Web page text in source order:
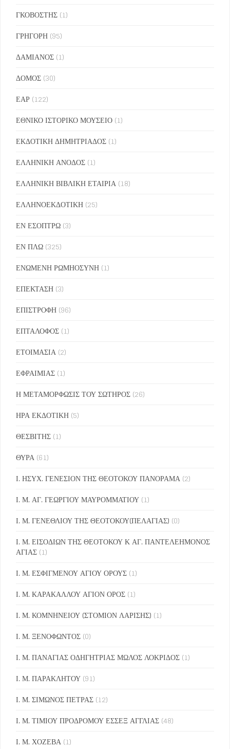
ΓΚΟΒΟΣΤΗΣ (1)
ΓΡΗΓΟΡΗ (95)
ΔΑΜΙΑΝΟΣ (1)
ΔΟΜΟΣ (30)
ΕΑΡ (122)
ΕΘΝΙΚΟ ΙΣΤΟΡΙΚΟ ΜΟΥΣΕΙΟ (1)
ΕΚΔΟΤΙΚΗ ΔΗΜΗΤΡΙΑΔΟΣ (1)
ΕΛΛΗΝΙΚΗ ΑΝΟΔΟΣ (1)
ΕΛΛΗΝΙΚΗ ΒΙΒΛΙΚΗ ΕΤΑΙΡΙΑ (18)
ΕΛΛΗΝΟΕΚΔΟΤΙΚΗ (25)
ΕΝ ΕΣΟΠΤΡΩ (3)
ΕΝ ΠΛΩ (325)
ΕΝΩΜΕΝΗ ΡΩΜΗΟΣΥΝΗ (1)
ΕΠΕΚΤΑΣΗ (3)
ΕΠΙΣΤΡΟΦΗ (96)
ΕΠΤΑΛΟΦΟΣ (1)
ΕΤΟΙΜΑΣΙΑ (2)
ΕΦΡΑΙΜΙΑΣ (1)
Η ΜΕΤΑΜΟΡΦΩΣΙΣ ΤΟΥ ΣΩΤΗΡΟΣ (26)
ΗΡΑ ΕΚΔΟΤΙΚΗ (5)
ΘΕΣΒΙΤΗΣ (1)
ΘΥΡΑ (61)
Ι. ΗΣΥΧ. ΓΕΝΕΣΙΟΝ ΤΗΣ ΘΕΟΤΟΚΟΥ ΠΑΝΟΡΑΜΑ (2)
Ι. Μ. ΑΓ. ΓΕΩΡΓΙΟΥ ΜΑΥΡΟΜΜΑΤΙΟΥ (1)
Ι. Μ. ΓΕΝΕΘΛΙΟΥ ΤΗΣ ΘΕΟΤΟΚΟΥ(ΠΕΛΑΓΙΑΣ) (0)
Ι. Μ. ΕΙΣΟΔΙΩΝ ΤΗΣ ΘΕΟΤΟΚΟΥ Κ ΑΓ. ΠΑΝΤΕΛΕΗΜΟΝΟΣ
ΑΓΙΑΣ (1)
Ι. Μ. ΕΣΦΙΓΜΕΝΟΥ ΑΓΙΟΥ ΟΡΟΥΣ (1)
Ι. Μ. ΚΑΡΑΚΑΛΛΟΥ ΑΓΙΟΝ ΟΡΟΣ (1)
Ι. Μ. ΚΟΜΝΗΝΕΙΟΥ (ΣΤΟΜΙΟΝ ΛΑΡΙΣΗΣ) (1)
Ι. Μ. ΞΕΝΟΦΩΝΤΟΣ (0)
Ι. Μ. ΠΑΝΑΓΙΑΣ ΟΔΗΓΗΤΡΙΑΣ ΜΩΛΟΣ ΛΟΚΡΙΔΟΣ (1)
Ι. Μ. ΠΑΡΑΚΛΗΤΟΥ (91)
Ι. Μ. ΣΙΜΩΝΟΣ ΠΕΤΡΑΣ (12)
Ι. Μ. ΤΙΜΙΟΥ ΠΡΟΔΡΟΜΟΥ ΕΣΣΕΞ ΑΓΓΛΙΑΣ (48)
Ι. Μ. ΧΟΖΕΒΑ (1)